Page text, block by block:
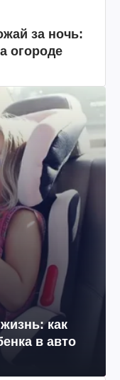
за ночь:
огороде
как
в авто